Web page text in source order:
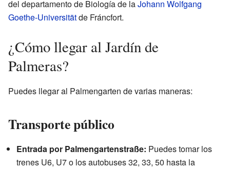
del departamento de Biología de laJohann Wolfgang
Goethe-Universitätde Fráncfort.
¿Cómo llegar al Jardín de
Palmeras?
Puedes llegar al Palmengarten de varias maneras:
Transporte público
Entrada por Palmengartenstraße: Puedes tomar los
trenes U6, U7 o los autobuses 32, 33, 50 hasta la